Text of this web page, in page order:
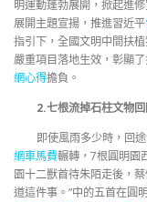
明運動蓬勃展開，掀起進
展開主題宣揚，推進習近平
指引下，全國文明中間扶
嚴重項目落地生效，彰顯
網心得擔負。
2.七根流掉石柱文物
即使風雨多少時，回
網車馬費輾轉，7根圓明園
園十二獸首待朱陌走後，
道這件事。”中的五首在圓